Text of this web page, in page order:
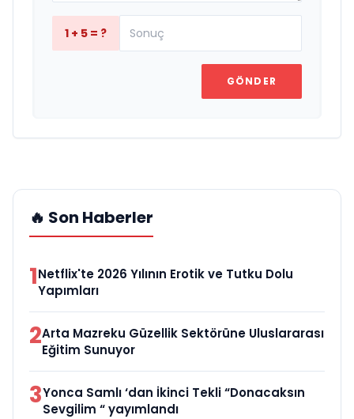
1 + 5 = ?
GÖNDER
🔥 Son Haberler
1Netflix'te 2026 Yılının Erotik ve Tutku Dolu
Yapımları
2Arta Mazreku Güzellik Sektörüne Uluslararası
Eğitim Sunuyor
3Yonca Samlı ‘dan İkinci Tekli “Donacaksın
Sevgilim “ yayımlandı